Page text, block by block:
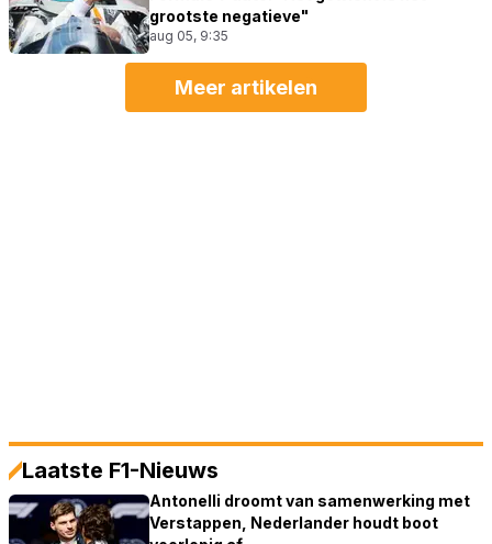
grootste negatieve"
aug 05, 9:35
Meer artikelen
Laatste F1-Nieuws
Antonelli droomt van samenwerking met
Verstappen, Nederlander houdt boot